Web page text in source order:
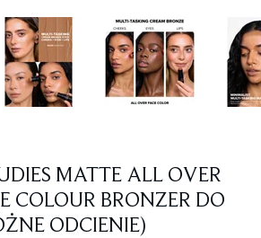
MATTE ALL OVER
COLOUR BRONZER DO
ODCIENIE)